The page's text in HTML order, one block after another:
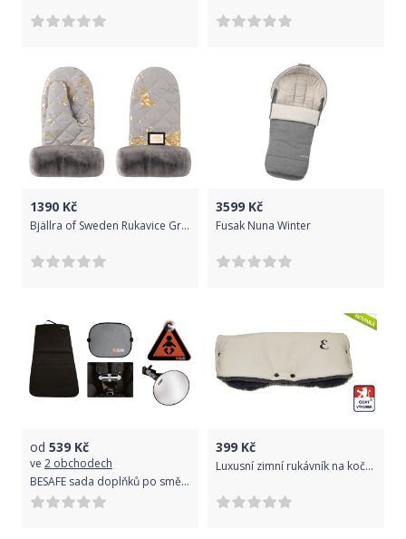
1390 Kč
Bjällra of Sweden Rukavice Grey Golden
3599 Kč
Fusak Nuna Winter
od 539 Kč
ve 2 obchodech
BESAFE sada doplňků po směru FORWARD FACING PACKAGE
399 Kč
Luxusní zimní rukávník na kočárek, Dětský svět, ELEGANC BEIGE/GREY